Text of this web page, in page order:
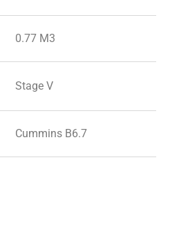
0.77 M3
Stage V
Cummins B6.7